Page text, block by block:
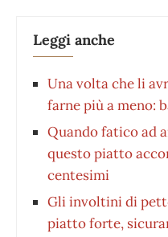
Leggi anche
Una volta che li
farne più a meno:
Quando fatico ad
questo piatto
centesimi
Gli involtini di
piatto forte,